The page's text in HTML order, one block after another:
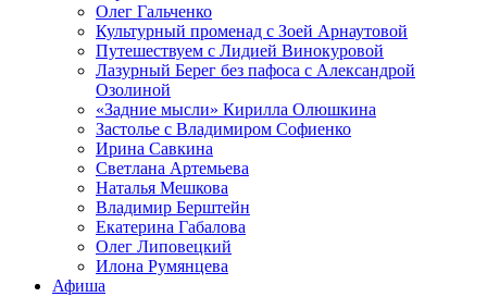
Олег Гальченко
Культурный променад с Зоей Арнаутовой
Путешествуем с Лидией Винокуровой
Лазурный Берег без пафоса с Александрой
Озолиной
«Задние мысли» Кирилла Олюшкина
Застолье с Владимиром Софиенко
Ирина Савкина
Светлана Артемьева
Наталья Мешкова
Владимир Берштейн
Екатерина Габалова
Олег Липовецкий
Илона Румянцева
Афиша